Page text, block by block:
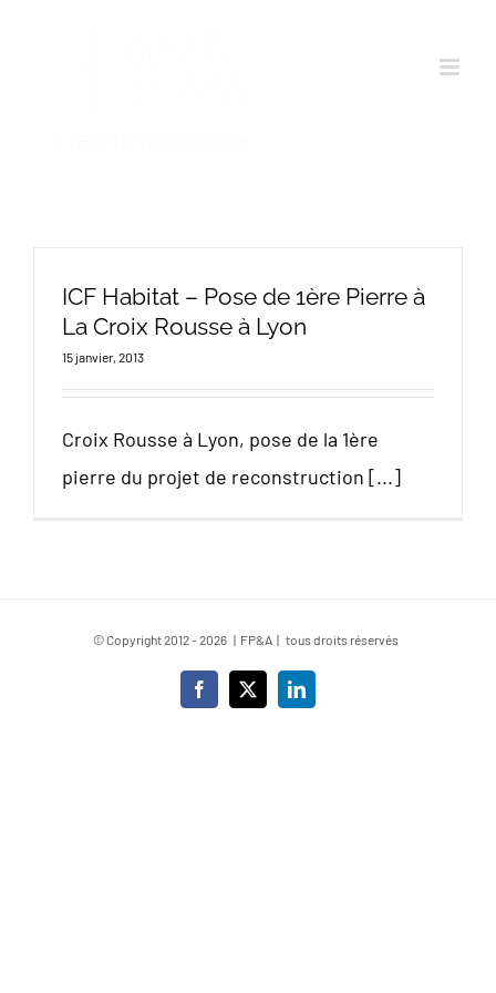
ICF Habitat – Pose de 1ère Pierre à
La Croix Rousse à Lyon
15 janvier, 2013
Croix Rousse à Lyon, pose de la 1ère
pierre du projet de reconstruction [...]
© Copyright 2012 -2026 | FP&A | tous droits réservés
Facebook
X LinkedIn